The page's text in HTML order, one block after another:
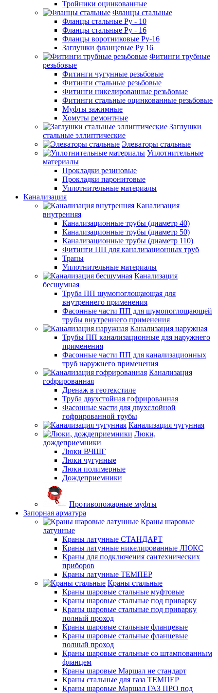
Тройники оцинкованные
Фланцы стальные
Фланцы стальные Ру - 10
Фланцы стальные Ру - 16
Фланцы воротниковые Ру-16
Заглушки фланцевые Ру 16
Фитинги трубные
резьбовые
Фитинги чугунные резьбовые
Фитинги стальные резьбовые
Фитинги никелированные резьбовые
Фитинги стальные оцинкованные резьбовые
Муфты зажимные
Хомуты ремонтные
Заглушки
стальные эллиптические
Элеваторы стальные
Уплотнительные
материалы
Прокладки резиновые
Прокладки паронитовые
Уплотнительные материалы
Канализация
Канализация
внутренняя
Канализационные трубы (диаметр 40)
Канализационные трубы (диаметр 50)
Канализационные трубы (диаметр 110)
Фитинги ПП для канализационных труб
Трапы
Уплотнительные материалы
Канализация
бесшумная
Труба ПП шумопоглощающая для
внутреннего применения
Фасонные части ПП для шумопоглощающей
трубы внутреннего применения
Канализация наружная
Трубы ПП канализационные для наружнего
применения
Фасонные части ПП для канализационных
труб наружнего применения
Канализация
гофрированная
Дренаж в геотекстиле
Труба двухстойная гофрированная
Фасонные части для двухслойной
гофрированной трубы
Канализация чугунная
Люки,
дождеприемники
Люки ВЧШГ
Люки чугунные
Люки полимерные
Дождеприемники
Противопожарные муфты
Запорная арматура
Краны шаровые
латунные
Краны латунные СТАНДАРТ
Краны латунные никелированные ЛЮКС
Краны для подключения сантехнических
приборов
Краны латунные ТЕМПЕР
Краны стальные
Краны шаровые стальные муфтовые
Краны шаровые стальные под приварку
Краны шаровые стальные под приварку
полный проход
Краны шаровые стальные фланцевые
Краны шаровые стальные фланцевые
полный проход
Краны шаровые стальные со штампованным
фланцем
Краны шаровые Маршал не стандарт
Краны стальные для газа ТЕМПЕР
Краны шаровые Маршал ГАЗ ПРО под